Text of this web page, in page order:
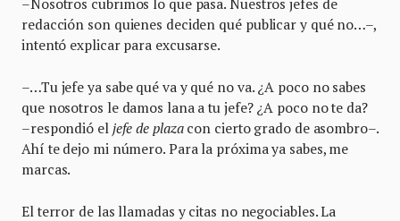
redacción son quienes deciden qué publicar y qué no…–,
intentó explicar para excusarse.
–…Tu jefe ya sabe qué va y qué no va. ¿A poco no sabes
que nosotros le damos lana a tu jefe? ¿A poco no te da?
–respondió el jefe de plazacon cierto grado de asombro–.
Ahí te dejo mi número. Para la próxima ya sabes, me
marcas.
El terror de las llamadas y citas no negociables. La